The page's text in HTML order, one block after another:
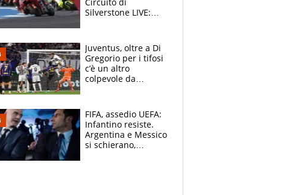
Silverstone LIVE:
Bezzecchi alle spalle
Juventus, oltre a Di
Gregorio per i tifosi
c’è un altro
colpevole da
FIFA, assedio UEFA:
Infantino resiste.
Argentina e Messico
si schierano,